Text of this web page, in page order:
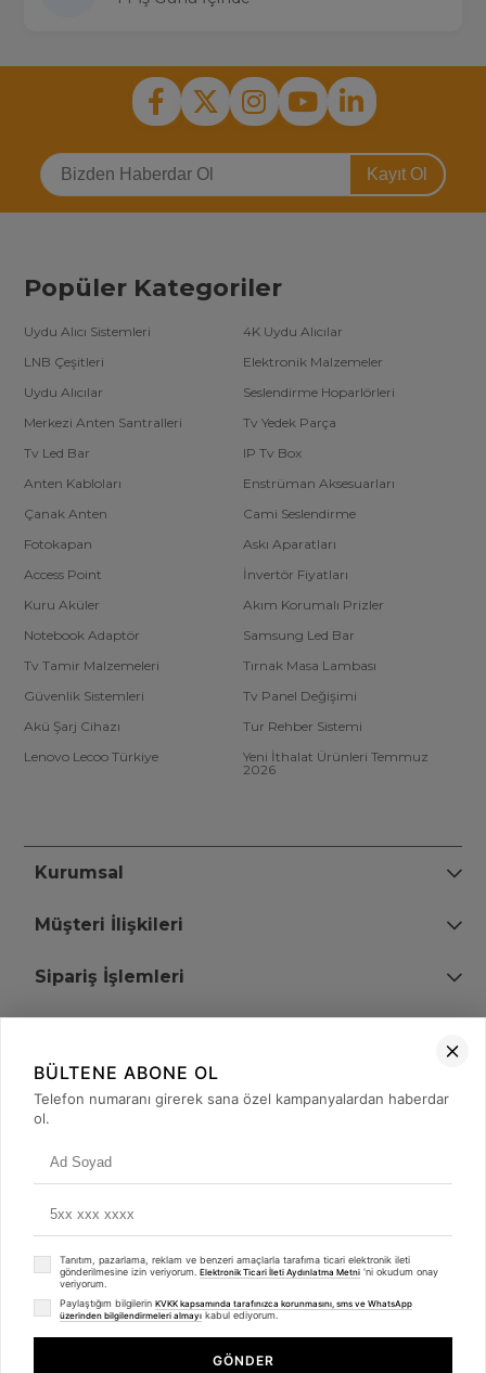
Kayıt Ol
Popüler Kategoriler
Uydu Alıcı Sistemleri
4K Uydu Alıcılar
LNB Çeşitleri
Elektronik Malzemeler
Uydu Alıcılar
Seslendirme Hoparlörleri
Merkezi Anten Santralleri
Tv Yedek Parça
Tv Led Bar
IP Tv Box
Anten Kabloları
Enstrüman Aksesuarları
Çanak Anten
Cami Seslendirme
Fotokapan
Askı Aparatları
Access Point
İnvertör Fiyatları
Kuru Aküler
Akım Korumalı Prizler
Notebook Adaptör
Samsung Led Bar
Tv Tamir Malzemeleri
Tırnak Masa Lambası
Güvenlik Sistemleri
Tv Panel Değişimi
Akü Şarj Cihazı
Tur Rehber Sistemi
Lenovo Lecoo Türkiye
Yeni İthalat Ürünleri Temmuz
2026
Kurumsal
Müşteri İlişkileri
Sipariş İşlemleri
+90 (850) 473 08 08
© 2008 - 2026merterelektronik.com
- Tüm Hakları Saklıdır. Kredi kartı bilgileriniz 256bit SSL sertifikası ile
Whatsapp
BÜLTENE ABONE OL
Telefon numaranı girerek sana özel kampanyalardan haberdar
ol.
Tanıtım, pazarlama, reklam ve benzeri amaçlarla tarafıma ticari elektronik ileti
gönderilmesine izin veriyorum. Elektronik Ticari İleti Aydınlatma Metni 'ni okudum onay
veriyorum.
Paylaştığım bilgilerin KVKK kapsamında tarafınızca korunmasını, sms ve WhatsApp
üzerinden bilgilendirmeleri almayı kabul ediyorum.
GÖNDER